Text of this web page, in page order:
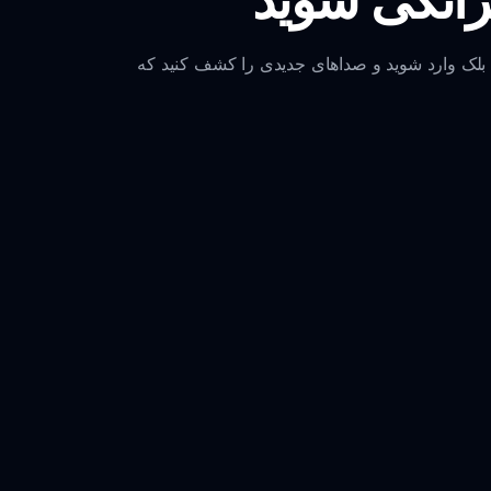
بلک وارد شوید و صداهای جدیدی را کشف کنید که